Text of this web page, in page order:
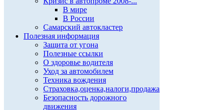
В мире
В России
Самарский автокластер
Полезная информация
Защита от угона
Полезные ссылки
О здоровье водителя
Уход за автомобилем
Техника вождения
Страховка,оценка,налоги,продажа
Безопасность дорожного
движения